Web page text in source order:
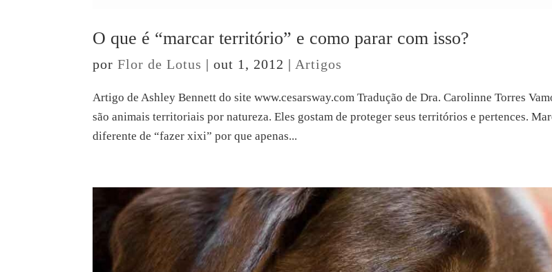
O que é “marcar território” e como parar com isso?
porFlor de Lotus |out 1, 2012 | Artigos
Artigo de Ashley Bennett do site www.cesarsway.com Tradução de Dra. Carolinne Torres
são animais territoriais por natureza. Eles gostam de proteger seus territórios e pertences.
diferente de “fazer xixi” por que apenas...